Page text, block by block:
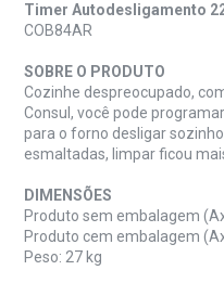
Timer Autodesligamento
COB84AR
SOBRE O PRODUTO
Cozinhe despreocupado,
Consul, você pode
para o forno desligar
esmaltadas, limpar ficou
DIMENSÕES
Produto sem embalagem
Produto cem embalagem
Peso: 27 kg